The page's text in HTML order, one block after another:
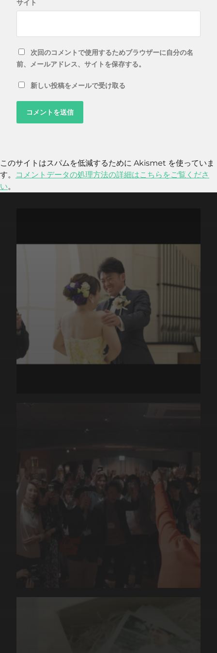
サイト
次回のコメントで使用するためブラウザーに自分の名
前、メールアドレス、サイトを保存する。
新しい投稿をメールで受け取る
このサイトはスパムを低減するために Akismet を使っていま
す。
コメントデータの処理方法の詳細はこちらをご覧くださ
い。